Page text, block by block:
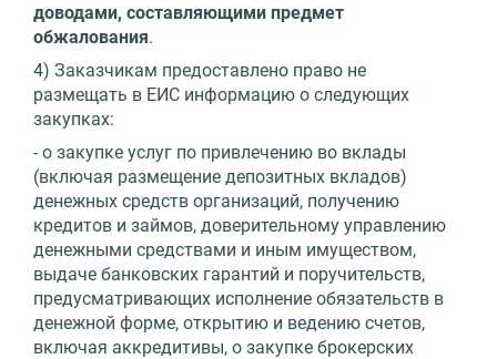
доводами, составляющими предмет
обжалования.
4) Заказчикам предоставлено право не
размещать в ЕИС информацию о следующих
закупках:
- о закупке услуг по привлечению во вклады
(включая размещение депозитных вкладов)
денежных средств организаций, получению
кредитов и займов, доверительному управлению
денежными средствами и иным имуществом,
выдаче банковских гарантий и поручительств,
предусматривающих исполнение обязательств в
денежной форме, открытию и ведению счетов,
включая аккредитивы, о закупке брокерских